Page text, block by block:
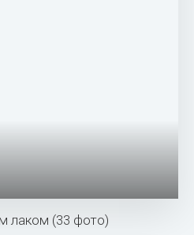
лаком (33 фото)